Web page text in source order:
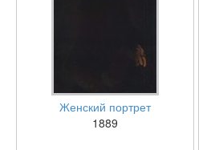
Женский портрет
1889